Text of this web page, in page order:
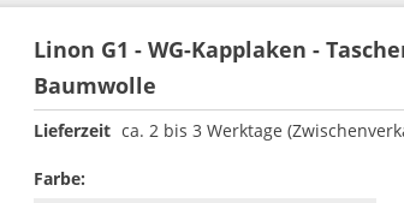
Linon G1 - WG-Kapplaken -
Baumwolle
Lieferzeit ca. 2 bis 3 Werktage
Farbe: